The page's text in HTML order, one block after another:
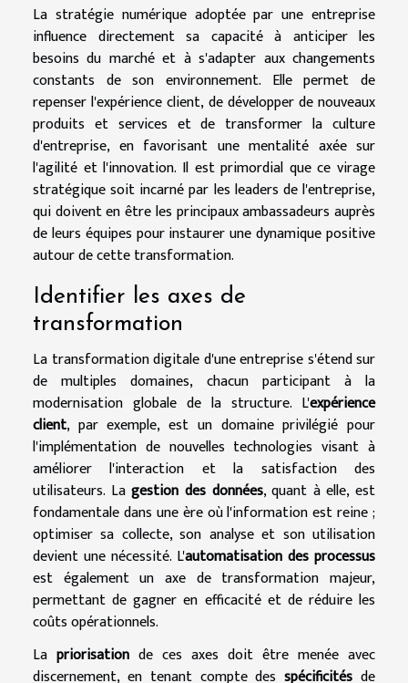
La stratégie numérique adoptée par une entreprise
influence directement sa capacité à anticiper les
besoins du marché et à s'adapter aux changements
constants de son environnement. Elle permet de
repenser l'expérience client, de développer de nouveaux
produits et services et de transformer la culture
d'entreprise, en favorisant une mentalité axée sur
l'agilité et l'innovation. Il est primordial que ce virage
stratégique soit incarné par les leaders de l'entreprise,
qui doivent en être les principaux ambassadeurs auprès
de leurs équipes pour instaurer une dynamique positive
autour de cette transformation.
Identifier les axes de
transformation
La transformation digitale d'une entreprise s'étend sur
de multiples domaines, chacun participant à la
modernisation globale de la structure. L'expérience
client, par exemple, est un domaine privilégié pour
l'implémentation de nouvelles technologies visant à
améliorer l'interaction et la satisfaction des
utilisateurs. Lagestion des données, quant à elle, est
fondamentale dans une ère où l'information est reine ;
optimiser sa collecte, son analyse et son utilisation
devient une nécessité. L'automatisation des processus
est également un axe de transformation majeur,
permettant de gagner en efficacité et de réduire les
coûts opérationnels.
La priorisation de ces axes doit être menée avec
discernement, en tenant compte desspécificités de